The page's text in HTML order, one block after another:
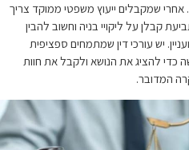
ייעוץ משפטי ממוקד צריך
על ליקויי בניה וחשוב להבין
עורכי דין שמתמחים ספציפית
את הנושא ולקבל את חוות